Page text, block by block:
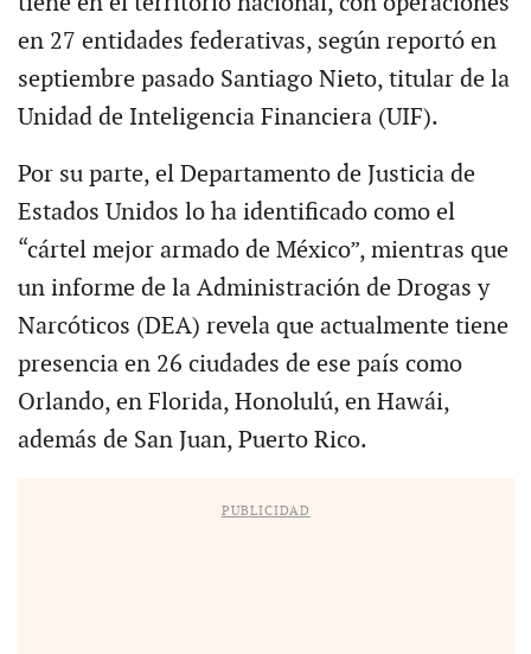
en 27 entidades federativas, según reportó en
septiembre pasado Santiago Nieto, titular de la
Unidad de Inteligencia Financiera (UIF).
Por su parte, el Departamento de Justicia de
Estados Unidos lo ha identificado como el
“cártel mejor armado de México”, mientras que
un informe de la Administración de Drogas y
Narcóticos (DEA) revela que actualmente tiene
presencia en 26 ciudades de ese país como
Orlando, en Florida, Honolulú, en Hawái,
además de San Juan, Puerto Rico.
PUBLICIDAD